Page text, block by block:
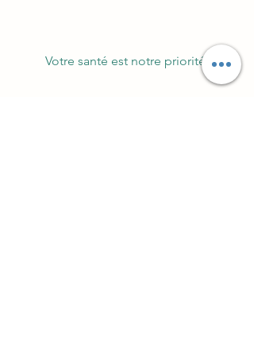
Votre santé est notre priorité.